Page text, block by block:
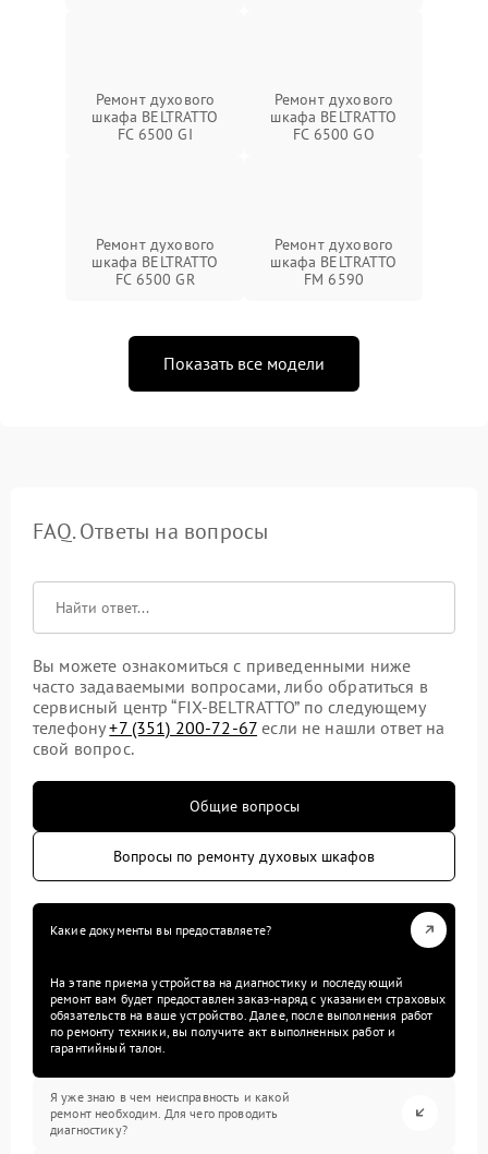
Ремонт духового
шкафа BELTRATTO
FC 6500 GI
Ремонт духового
шкафа BELTRATTO
FC 6500 GO
Ремонт духового
шкафа BELTRATTO
FC 6500 GR
Ремонт духового
шкафа BELTRATTO
FM 6590
Показать все модели
FAQ. Ответы на вопросы
Вы можете ознакомиться с приведенными ниже
часто задаваемыми вопросами, либо обратиться в
сервисный центр “FIX-BELTRATTO” по следующему
телефону+7 (351) 200-72-67 если не нашли ответ на
свой вопрос.
Общие вопросы
Вопросы по ремонту духовых шкафов
Какие документы вы предоставляете?
На этапе приема устройства на диагностику и последующий
ремонт вам будет предоставлен заказ-наряд с указанием страховых
обязательств на ваше устройство. Далее, после выполнения работ
по ремонту техники, вы получите акт выполненных работ и
гарантийный талон.
Я уже знаю в чем неисправность и какой
ремонт необходим. Для чего проводить
диагностику?